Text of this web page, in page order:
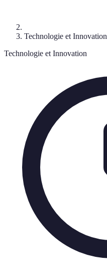
Technologie et Innovation
Technologie et Innovation